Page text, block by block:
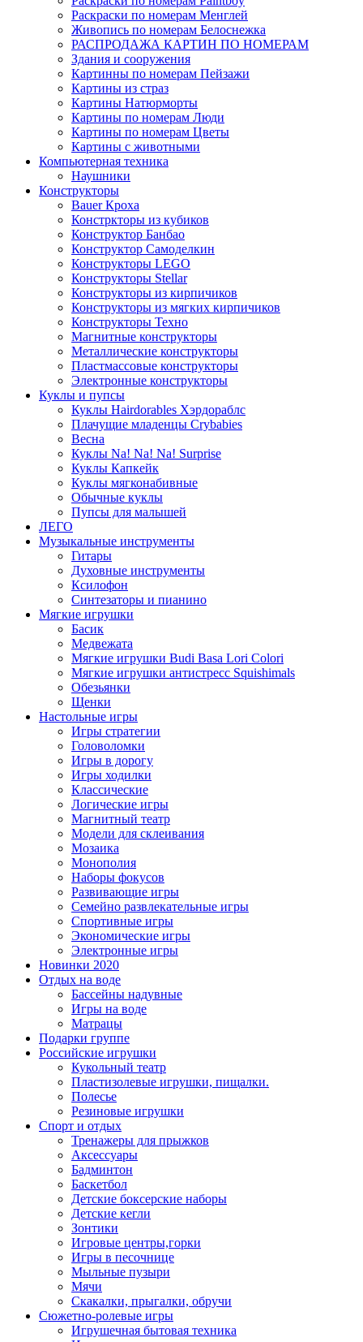
Раскраски по номерам Менглей
Живопись по номерам Белоснежка
РАСПРОДАЖА КАРТИН ПО НОМЕРАМ
Здания и сооружения
Картинны по номерам Пейзажи
Картины из страз
Картины Натюрморты
Картины по номерам Люди
Картины по номерам Цветы
Картины с животными
Компьютерная техника
Наушники
Конструкторы
Bauer Кроха
Констркторы из кубиков
Конструктор Банбао
Конструктор Самоделкин
Конструкторы LEGO
Конструкторы Stellar
Конструкторы из кирпичиков
Конструкторы из мягких кирпичиков
Конструкторы Техно
Магнитные конструкторы
Металлические конструкторы
Пластмассовые конструкторы
Электронные конструкторы
Куклы и пупсы
Куклы Hairdorables Хэрдораблс
Плачущие младенцы Crybabies
Весна
Куклы Na! Na! Na! Surprise
Куклы Капкейк
Куклы мягконабивные
Обычные куклы
Пупсы для малышей
ЛЕГО
Музыкальные инструменты
Гитары
Духовные инструменты
Ксилофон
Синтезаторы и пианино
Мягкие игрушки
Басик
Медвежата
Мягкие игрушки Budi Basa Lori Colori
Мягкие игрушки антистресс Squishimals
Обезьянки
Щенки
Настольные игры
Игры стратегии
Головоломки
Игры в дорогу
Игры ходилки
Классические
Логические игры
Магнитный театр
Модели для склеивания
Мозаика
Монополия
Наборы фокусов
Развивающие игры
Семейно развлекательные игры
Спортивные игры
Экономические игры
Электронные игры
Новинки 2020
Отдых на воде
Бассейны надувные
Игры на воде
Матрацы
Подарки группе
Российские игрушки
Кукольный театр
Пластизолевые игрушки, пищалки.
Полесье
Резиновые игрушки
Спорт и отдых
Тренажеры для прыжков
Аксессуары
Бадминтон
Баскетбол
Детские боксерские наборы
Детские кегли
Зонтики
Игровые центры,горки
Игры в песочнице
Мыльные пузыри
Мячи
Скакалки, прыгалки, обручи
Сюжетно-ролевые игры
Игрушечная бытовая техника